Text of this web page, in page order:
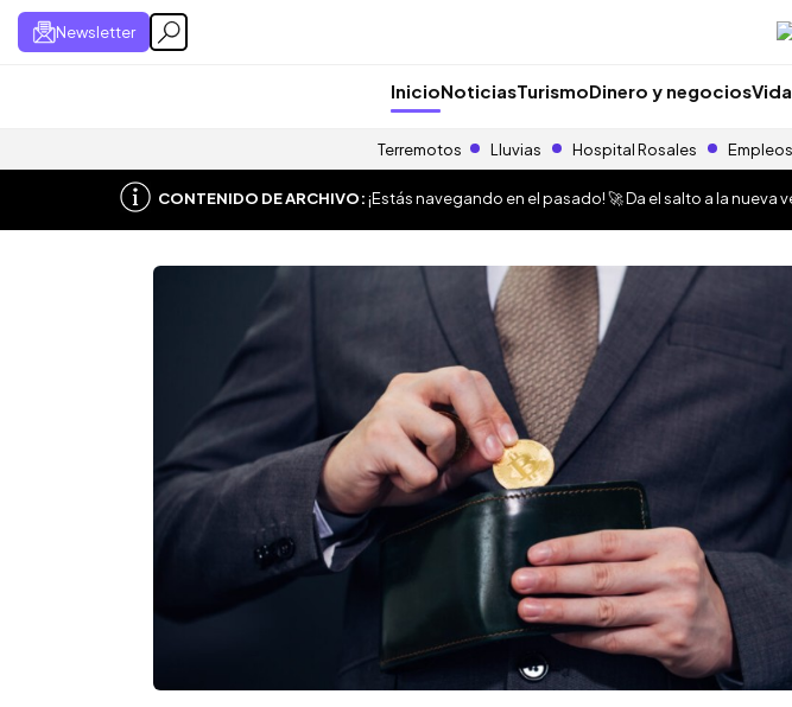
Newsletter
InicioNoticiasTurismoDinero y negociosVida
Terremotos Lluvias Hospital Rosales
CONTENIDO DE ARCHIVO:¡Estás navegando en el pasado! 🚀 Da el salto a la nueva